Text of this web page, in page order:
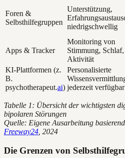
Foren &
Selbsthilfegruppen
Unterstützung,
niedrigschwellig
Apps & Tracker
Monitoring von
Stimmung, Schlaf,
Aktivität
KI-Plattformen (z.
B.
psychotherapeut.ai)
Personalisierte
jederzeit verfügbar
Tabelle 1: Übersicht der wichtigsten
bipolaren Störungen
Quelle: Eigene Ausarbeitung
Freeway24 , 2024
Die Grenzen von